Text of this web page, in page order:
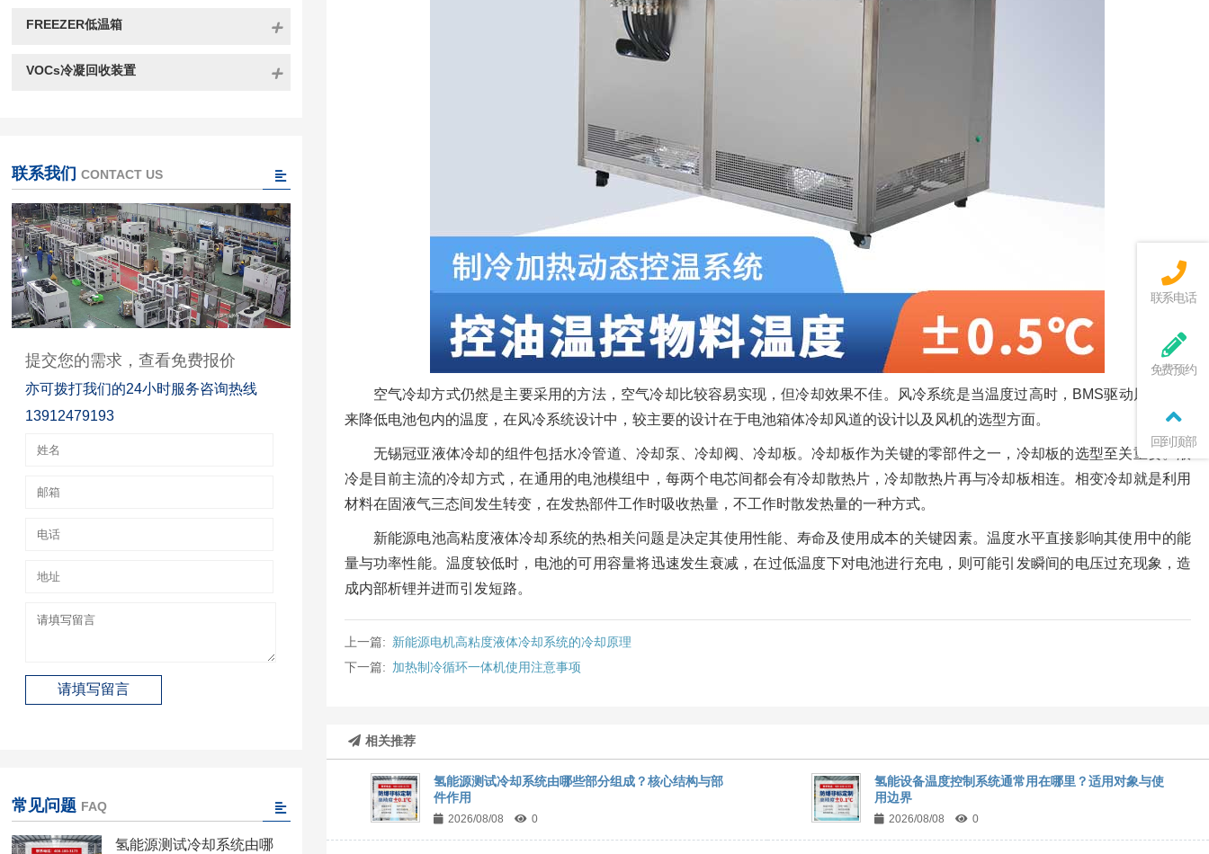
空气冷却方式仍然是主要采用的方法，空气冷却比较容易实现，但冷却效果不佳。风冷系统是当温度过高时，BMS驱动风扇转动
来降低电池包内的温度，在风冷系统设计中，较主要的设计在于电池箱体冷却风道的设计以及风机的选型方面。
无锡冠亚液体冷却的组件包括水冷管道、冷却泵、冷却阀、冷却板。冷却板作为关键的零部件之一，冷却板的选型至关重要。液
冷是目前主流的冷却方式，在通用的电池模组中，每两个电芯间都会有冷却散热片，冷却散热片再与冷却板相连。相变冷却就是利用
材料在固液气三态间发生转变，在发热部件工作时吸收热量，不工作时散发热量的一种方式。
新能源电池高粘度液体冷却系统的热相关问题是决定其使用性能、寿命及使用成本的关键因素。温度水平直接影响其使用中的能
量与功率性能。温度较低时，电池的可用容量将迅速发生衰减，在过低温度下对电池进行充电，则可能引发瞬间的电压过充现象，造
成内部析锂并进而引发短路。
上一篇: 新能源电机高粘度液体冷却系统的冷却原理
下一篇: 加热制冷循环一体机使用注意事项
相关推荐
氢能源测试冷却系统由哪些部分组成？核心结构与部
件作用
2026/08/08 0
氢能设备温度控制系统通常用在哪里？适用对象与使
用边界
2026/08/08 0
FREEZER低温箱
VOCs冷凝回收装置
联系我们 CONTACT US
提交您的需求，查看免费报价
亦可拨打我们的24小时服务咨询热线
13912479193
常见问题 FAQ
氢能源测试冷却系统由哪
联系电话
免费预约
回到顶部